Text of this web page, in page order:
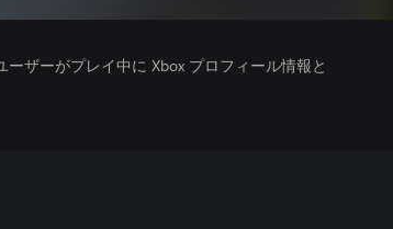
ザーがプレイ中に Xbox プロフィール情報と